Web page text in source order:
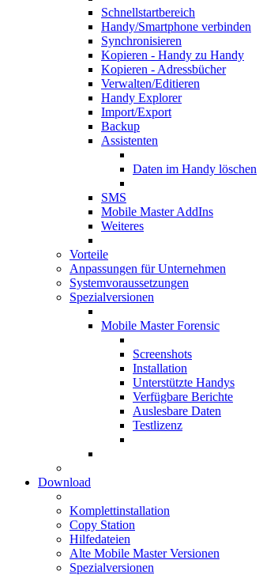
Schnellstartbereich
Handy/Smartphone verbinden
Synchronisieren
Kopieren - Handy zu Handy
Kopieren - Adressbücher
Verwalten/Editieren
Handy Explorer
Import/Export
Backup
Assistenten
Daten im Handy löschen
SMS
Mobile Master AddIns
Weiteres
Vorteile
Anpassungen für Unternehmen
Systemvoraussetzungen
Spezialversionen
Mobile Master Forensic
Screenshots
Installation
Unterstützte Handys
Verfügbare Berichte
Auslesbare Daten
Testlizenz
Download
Komplettinstallation
Copy Station
Hilfedateien
Alte Mobile Master Versionen
Spezialversionen